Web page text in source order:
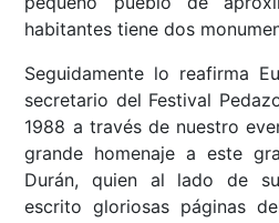
habitantes tiene dos
Seguidamente lo reafirma
secretario del Festival
1988 a través de nuestro
grande homenaje a este
Durán, quien al lado de
escrito gloriosas páginas